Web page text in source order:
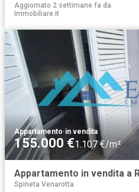
Aggiornato 2 settimane fa da
Immobiliare.it
Appartamento·in vendita
155.000 €1.107 €/m²
Appartamento in vendita a
Spineta Venarotta